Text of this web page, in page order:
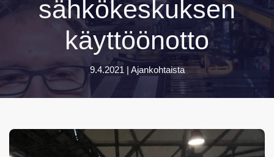
sähkökeskuksen
käyttöönotto
9.4.2021 | Ajankohtaista